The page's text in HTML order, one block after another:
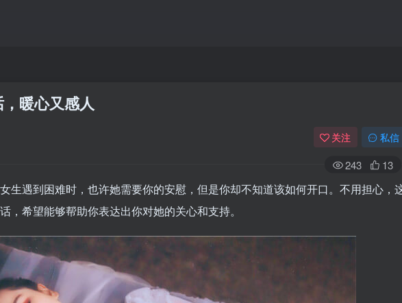
暖心又感人
关注 私信
243 13
生遇到困难时，也许她需要你的安慰，但是你却不知道该如何开口。不用担心，
，希望能够帮助你表达出你对她的关心和支持。